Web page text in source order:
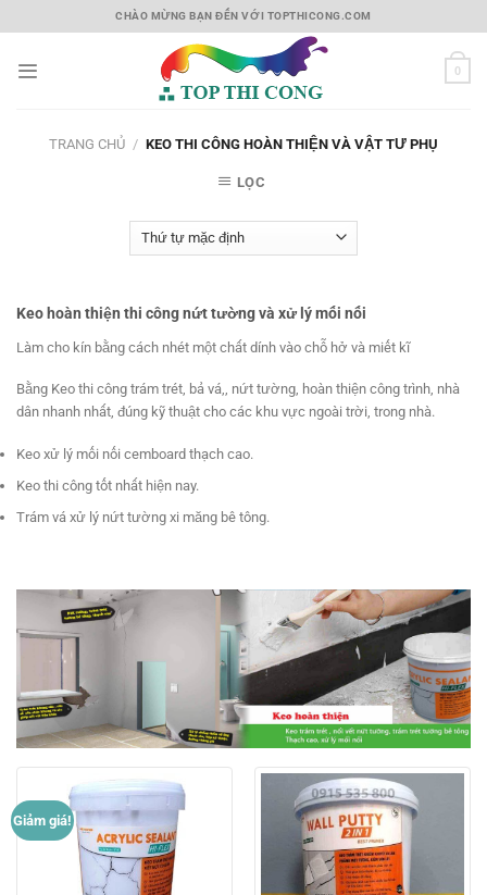
to
CHÀO MỪNG BẠN ĐẾN VỚI TOPTHICONG.COM
0
TRANG CHỦ / KEO THI CÔNG HOÀN THIỆN VÀ VẬT TƯ PHỤ
LỌC
Keo hoàn thiện thi công nứt tường và xử lý mối nối
Làm cho kín bằng cách nhét một chất dính vào chỗ hở và miết kĩ
Bằng Keo thi công trám trét, bả vá,, nứt tường, hoàn thiện công trình, nhà
dân nhanh nhất, đúng kỹ thuật cho các khu vực ngoài trời, trong nhà.
Keo xử lý mối nối cemboard thạch cao.
Keo thi công tốt nhất hiện nay.
Trám vá xử lý nứt tường xi măng bê tông.
Giảm giá!